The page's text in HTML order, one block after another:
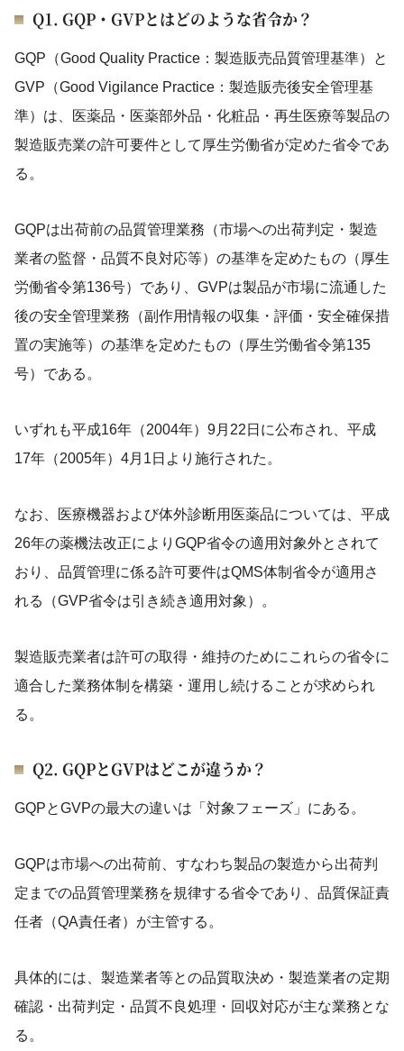
Q1. GQP・GVPとはどのような省令か？
GQP（Good Quality Practice：製造販売品質管理基準）と
GVP（Good Vigilance Practice：製造販売後安全管理基
準）は、医薬品・医薬部外品・化粧品・再生医療等製品の
製造販売業の許可要件として厚生労働省が定めた省令であ
る。
GQPは出荷前の品質管理業務（市場への出荷判定・製造
業者の監督・品質不良対応等）の基準を定めたもの（厚生
労働省令第136号）であり、GVPは製品が市場に流通した
後の安全管理業務（副作用情報の収集・評価・安全確保措
置の実施等）の基準を定めたもの（厚生労働省令第135
号）である。
いずれも平成16年（2004年）9月22日に公布され、平成
17年（2005年）4月1日より施行された。
なお、医療機器および体外診断用医薬品については、平成
26年の薬機法改正によりGQP省令の適用対象外とされて
おり、品質管理に係る許可要件はQMS体制省令が適用さ
れる（GVP省令は引き続き適用対象）。
製造販売業者は許可の取得・維持のためにこれらの省令に
適合した業務体制を構築・運用し続けることが求められ
る。
Q2. GQPとGVPはどこが違うか？
GQPとGVPの最大の違いは「対象フェーズ」にある。
GQPは市場への出荷前、すなわち製品の製造から出荷判
定までの品質管理業務を規律する省令であり、品質保証責
任者（QA責任者）が主管する。
具体的には、製造業者等との品質取決め・製造業者の定期
確認・出荷判定・品質不良処理・回収対応が主な業務とな
る。